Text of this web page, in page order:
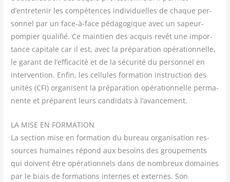
d’entretenir les com­pé­tences indi­vi­duelles de chaque per­
son­nel par un face-à-face péda­go­gique avec un sapeur-
pom­pier qua­li­fié. Ce main­tien des acquis revêt une impor­
tance capi­tale car il est, avec la pré­pa­ra­tion opé­ra­tion­nelle,
le garant de l’efficacité et de la sécu­ri­té du per­son­nel en
inter­ven­tion. Enfin, les cel­lules for­ma­tion ins­truc­tion des
uni­tés (CFI) orga­nisent la pré­pa­ra­tion opé­ra­tion­nelle per­ma­
nente et pré­parent leurs can­di­dats à l’avancement.
LA MISE EN FORMATION
La sec­tion mise en for­ma­tion du bureau orga­ni­sa­tion res­
sources humaines répond aux besoins des grou­pe­ments
qui doivent être opé­ra­tion­nels dans de nom­breux domaines
par le biais de for­ma­tions internes et externes. Son